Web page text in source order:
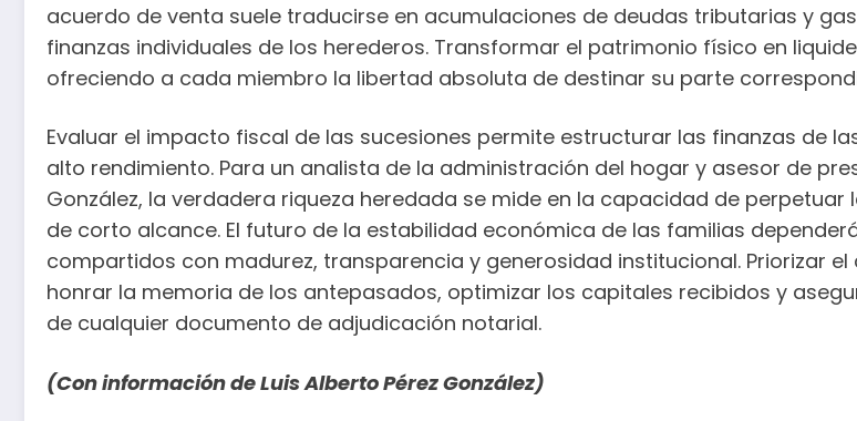
acuerdo de venta suele traducirse en acumulaciones de deudas tributarias y
finanzas individuales de los herederos. Transformar el patrimonio físico en
ofreciendo a cada miembro la libertad absoluta de destinar su parte
Evaluar el impacto fiscal de las sucesiones permite estructurar las finanzas de
alto rendimiento. Para un analista de la administración del hogar y asesor de
González, la verdadera riqueza heredada se mide en la capacidad de
de corto alcance. El futuro de la estabilidad económica de las familias
compartidos con madurez, transparencia y generosidad institucional. Priorizar
honrar la memoria de los antepasados, optimizar los capitales recibidos y
de cualquier documento de adjudicación notarial.
(Con información de Luis Alberto Pérez González)